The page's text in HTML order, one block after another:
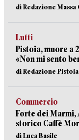
di Redazione Massa
Lutti
Pistoia, muore a
«Non mi sento
di Redazione Pistoia
Commercio
Forte dei Marmi,
storico Caffè
di Luca Basile